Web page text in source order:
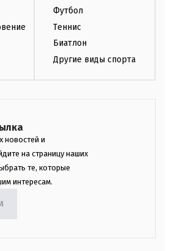
Футбол
Теннис
Биатлон
Другие виды спорта
новостей и
на страницу наших
те, которые
интересам.